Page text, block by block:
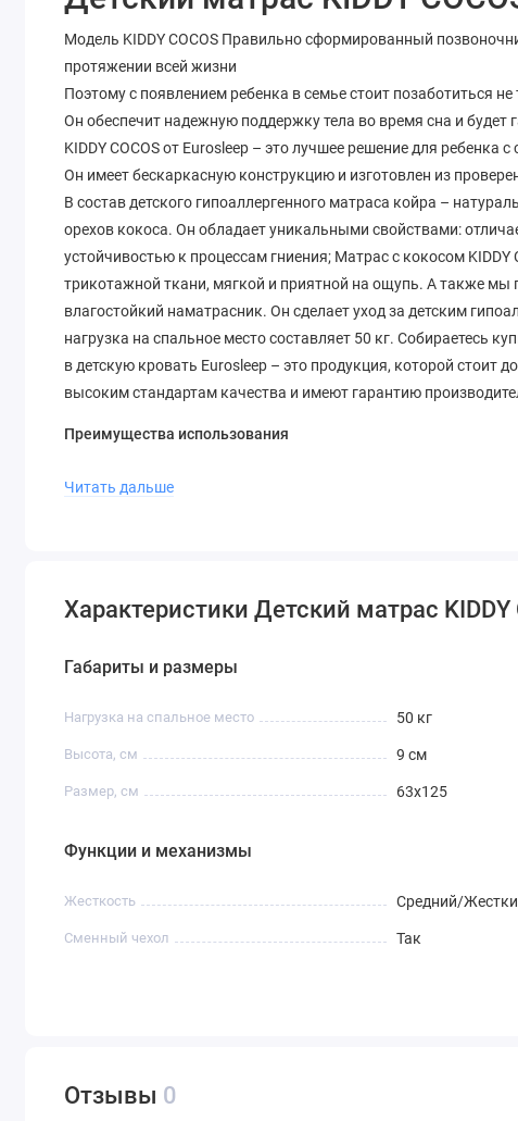
Модель KIDDY COCOS Правильно сформированный
протяжении всей жизни
Поэтому с появлением ребенка в семье стоит позаботиться
Он обеспечит надежную поддержку тела во время сна и
KIDDY COCOS от Eurosleep – это лучшее решение для ребенка
Он имеет бескаркасную конструкцию и изготовлен из
В состав детского гипоаллергенного матраса койра –
орехов кокоса. Он обладает уникальными свойствами:
устойчивостью к процессам гниения; Матрас с кокосом
трикотажной ткани, мягкой и приятной на ощупь. А также
влагостойкий наматрасник. Он сделает уход за детским
нагрузка на спальное место составляет 50 кг. Собираетесь
в детскую кровать Eurosleep – это продукция, которой
высоким стандартам качества и имеют гарантию
Преимущества использования
Продукция бренда Eurosleepобъединяет качество,
Читать дальше
Характеристики Детский матрас KIDDY
Габариты и размеры
Нагрузка на спальное место 50 кг
Высота, см 9 см
Размер, см 63х125
Функции и механизмы
Жесткость Средний/
Сменный чехол Так
Отзывы 0